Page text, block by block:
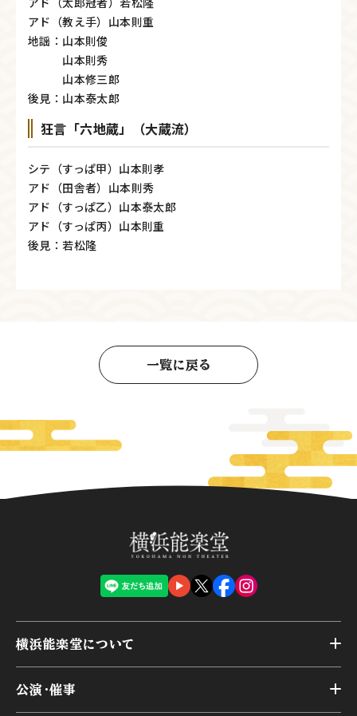
アド（教え手）山本則重
地謡：山本則俊
山本則秀
山本修三郎
後見：山本泰太郎
狂言「六地蔵」（大蔵流）
シテ（すっぱ甲）山本則孝
アド（田舎者）山本則秀
アド（すっぱ乙）山本泰太郎
アド（すっぱ丙）山本則重
後見：若松隆
一覧に戻る
横浜能楽堂について
公演・催事